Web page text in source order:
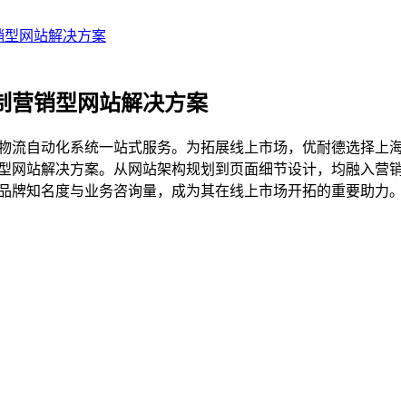
型网站解决方案
营销型网站解决方案
流自动化系统一站式服务。为拓展线上市场，优耐德选择
站解决方案。从网站架构规划到页面细节设计，均融入营
知名度与业务咨询量，成为其在线上市场开拓的重要助力。